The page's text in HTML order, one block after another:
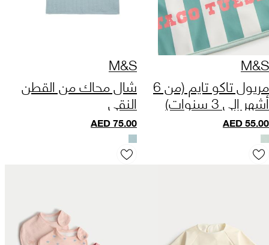
M&S
مريول تاكو تايم (من 6
أشهر إلى 3 سنوات)
AED55.00
M&S
شال محاك من القطن
النقي
AED75.00